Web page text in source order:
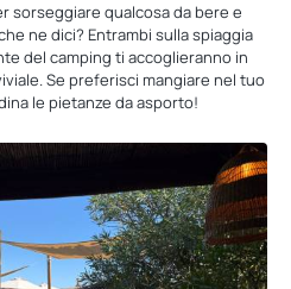
sorseggiare qualcosa da bere e
ne dici? Entrambi sulla spiaggia
del camping ti accoglieranno in
Se preferisci mangiare nel tuo
le pietanze da asporto!